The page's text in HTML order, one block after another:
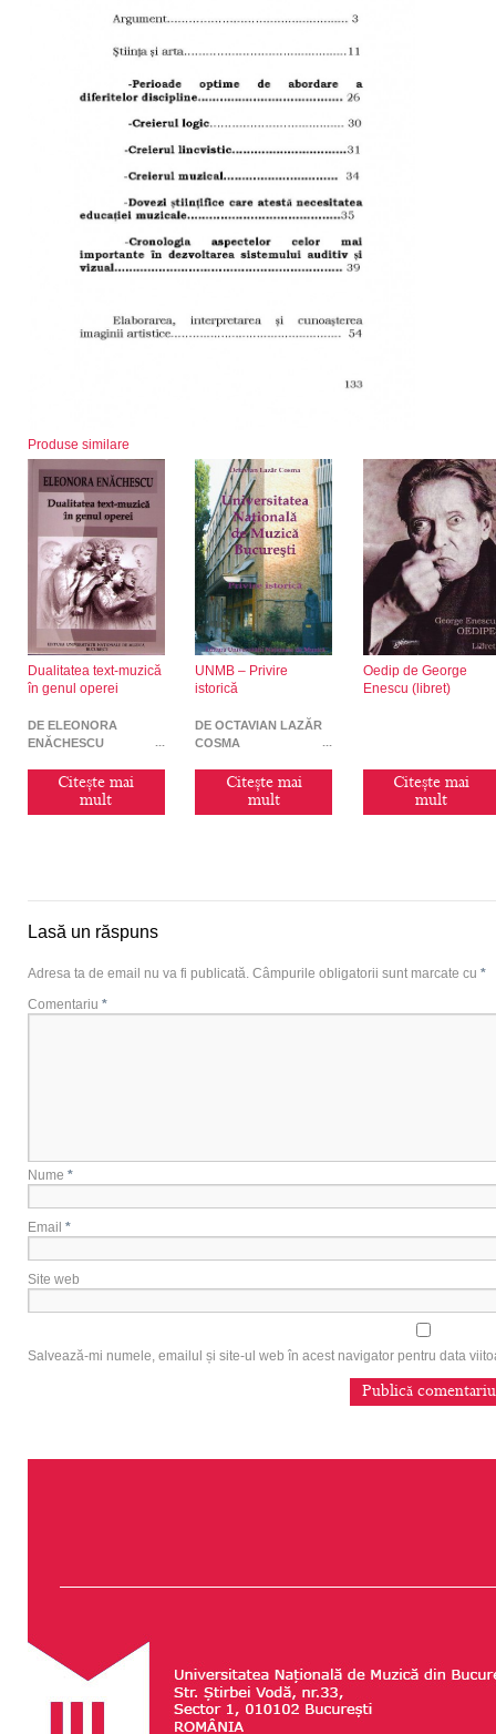
Produse similare
Dualitatea text-muzică
în genul operei
DE ELEONORA
ENĂCHESCU
Citește mai
mult
UNMB – Privire
istorică
DE OCTAVIAN LAZĂR
COSMA
Citește mai
mult
Oedip de George
Enescu (libret)
Citește mai
mult
Lasă un răspuns
Adresa ta de email nu va fi publicată. Câmpurile obligatorii sunt marcate cu *
Comentariu *
Nume *
Email *
Site web
Salvează-mi numele, emailul și site-ul web în acest navigator pentru data